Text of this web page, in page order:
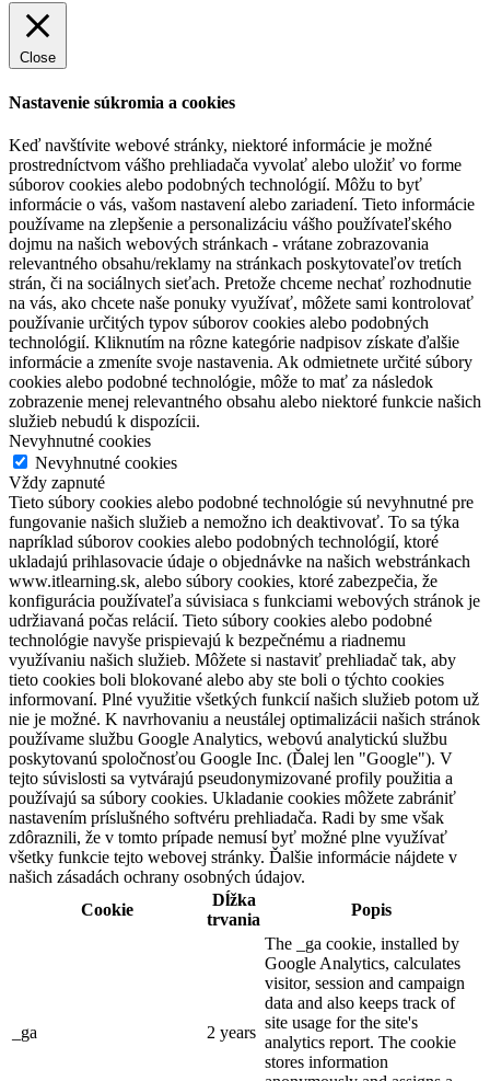
Close
Nastavenie súkromia a cookies
Keď navštívite webové stránky, niektoré informácie je možné
prostredníctvom vášho prehliadača vyvolať alebo uložiť vo forme
súborov cookies alebo podobných technológií. Môžu to byť
informácie o vás, vašom nastavení alebo zariadení. Tieto informácie
používame na zlepšenie a personalizáciu vášho používateľského
dojmu na našich webových stránkach - vrátane zobrazovania
relevantného obsahu/reklamy na stránkach poskytovateľov tretích
strán, či na sociálnych sieťach. Pretože chceme nechať rozhodnutie
na vás, ako chcete naše ponuky využívať, môžete sami kontrolovať
používanie určitých typov súborov cookies alebo podobných
technológií. Kliknutím na rôzne kategórie nadpisov získate ďalšie
informácie a zmeníte svoje nastavenia. Ak odmietnete určité súbory
cookies alebo podobné technológie, môže to mať za následok
zobrazenie menej relevantného obsahu alebo niektoré funkcie našich
služieb nebudú k dispozícii.
Nevyhnutné cookies
Nevyhnutné cookies
Vždy zapnuté
Tieto súbory cookies alebo podobné technológie sú nevyhnutné pre
fungovanie našich služieb a nemožno ich deaktivovať. To sa týka
napríklad súborov cookies alebo podobných technológií, ktoré
ukladajú prihlasovacie údaje o objednávke na našich webstránkach
www.itlearning.sk, alebo súbory cookies, ktoré zabezpečia, že
konfigurácia používateľa súvisiaca s funkciami webových stránok je
udržiavaná počas relácií. Tieto súbory cookies alebo podobné
technológie navyše prispievajú k bezpečnému a riadnemu
využívaniu našich služieb. Môžete si nastaviť prehliadač tak, aby
tieto cookies boli blokované alebo aby ste boli o týchto cookies
informovaní. Plné využitie všetkých funkcií našich služieb potom už
nie je možné. K navrhovaniu a neustálej optimalizácii našich stránok
používame službu Google Analytics, webovú analytickú službu
poskytovanú spoločnosťou Google Inc. (Ďalej len "Google"). V
tejto súvislosti sa vytvárajú pseudonymizované profily použitia a
používajú sa súbory cookies. Ukladanie cookies môžete zabrániť
nastavením príslušného softvéru prehliadača. Radi by sme však
zdôraznili, že v tomto prípade nemusí byť možné plne využívať
všetky funkcie tejto webovej stránky. Ďalšie informácie nájdete v
našich zásadách ochrany osobných údajov.
Cookie
Dĺžka
trvania
Popis
_ga 2 years
The _ga cookie, installed by
Google Analytics, calculates
visitor, session and campaign
data and also keeps track of
site usage for the site's
analytics report. The cookie
stores information